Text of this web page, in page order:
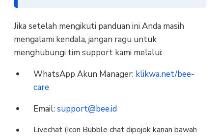
Jika setelah mengikuti panduan ini Anda masih
mengalami kendala, jangan ragu untuk
menghubungi tim support kami melalui:
WhatsApp Akun Manager: klikwa.net/bee-
care
Email: support@bee.id
Livechat (Icon Bubble chat dipojok kanan bawah